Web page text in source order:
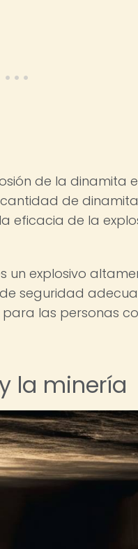
de la dinamita
de
eficacia de la
explosivo
seguridad
las personas
la minería